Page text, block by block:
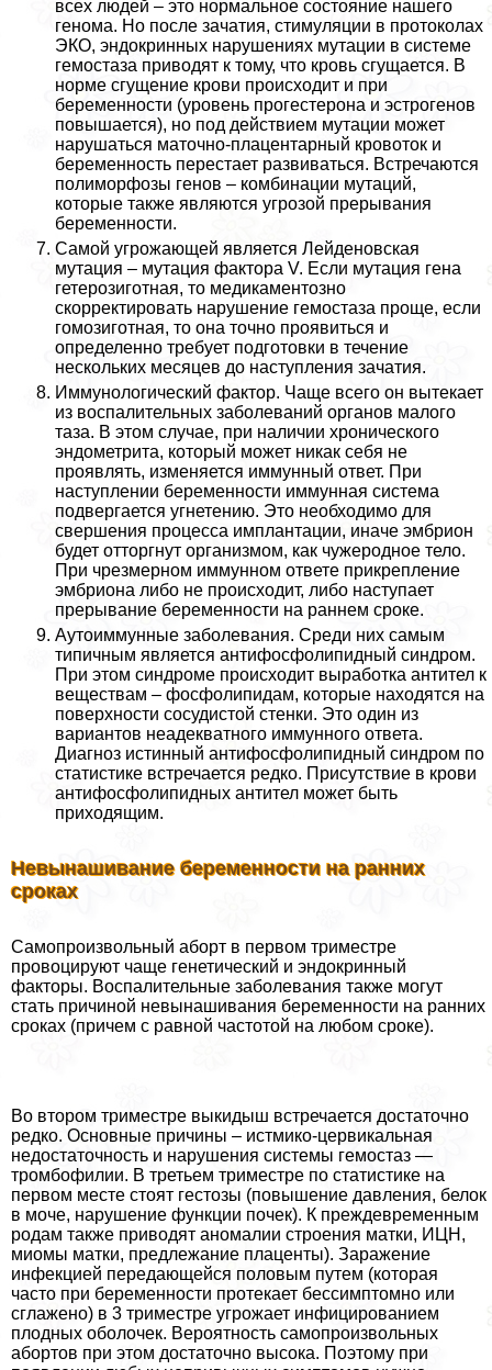
всех людей – это нормальное состояние нашего
генома. Но после зачатия, стимуляции в протоколах
ЭКО, эндокринных нарушениях мутации в системе
гемостаза приводят к тому, что кровь сгущается. В
норме сгущение крови происходит и при
беременности (уровень прогестерона и эстрогенов
повышается), но под действием мутации может
нарушаться маточно-плацентарный кровоток и
беременность перестает развиваться. Встречаются
полиморфозы генов – комбинации мутаций,
которые также являются угрозой прерывания
беременности.
Самой угрожающей является Лейденовская
мутация – мутация фактора V. Если мутация гена
гетерозиготная, то медикаментозно
скорректировать нарушение гемостаза проще, если
гомозиготная, то она точно проявиться и
определенно требует подготовки в течение
нескольких месяцев до наступления зачатия.
Иммунологический фактор. Чаще всего он вытекает
из воспалительных заболеваний органов малого
таза. В этом случае, при наличии хронического
эндометрита, который может никак себя не
проявлять, изменяется иммунный ответ. При
наступлении беременности иммунная система
подвергается угнетению. Это необходимо для
свершения процесса имплантации, иначе эмбрион
будет отторгнут организмом, как чужеродное тело.
При чрезмерном иммунном ответе прикрепление
эмбриона либо не происходит, либо наступает
прерывание беременности на раннем сроке.
Аутоиммунные заболевания. Среди них самым
типичным является антифосфолипидный синдром.
При этом синдроме происходит выработка антител к
веществам – фосфолипидам, которые находятся на
поверхности сосудистой стенки. Это один из
вариантов неадекватного иммунного ответа.
Диагноз истинный антифосфолипидный синдром по
статистике встречается редко. Присутствие в крови
антифосфолипидных антител может быть
приходящим.
Невынашивание беременности на ранних
сроках
Самопроизвольный aбopт в первом триместре
провоцируют чаще генетический и эндокринный
факторы. Воспалительные заболевания также могут
стать причиной невынашивания беременности на ранних
сроках (причем с равной частотой на любом сроке).
Во втором триместре выкидыш встречается достаточно
редко. Основные причины – истмико-цервикальная
недостаточность и нарушения системы гемостаз —
тромбофилии. В третьем триместре по статистике на
первом месте стоят гестозы (повышение давления, белок
в моче, нарушение функции почек). К преждевременным
родам также приводят аномалии строения матки, ИЦН,
миомы матки, предлежание плаценты). Заражение
инфекцией передающейся пoлoвым путем (которая
часто при беременности протекает бессимптомно или
сглажено) в 3 триместре угрожает инфицированием
плодных оболочек. Вероятность самопроизвольных
aбopтов при этом достаточно высока. Поэтому при